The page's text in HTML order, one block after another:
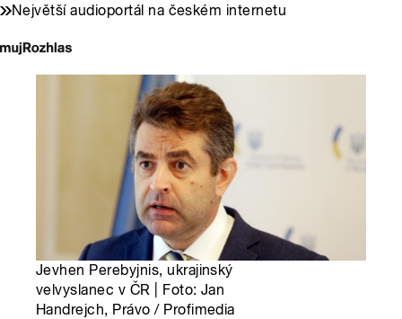
Největší audioportál na českém internetu
Jevhen Perebyjnis, ukrajinský
velvyslanec v ČR | Foto: Jan
Handrejch, Právo / Profimedia